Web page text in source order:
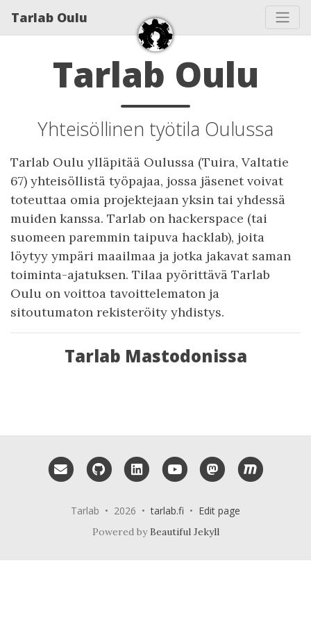
Tarlab Oulu
Tarlab Oulu
Yhteisöllinen työtila Oulussa
Tarlab Oulu ylläpitää Oulussa (Tuira, Valtatie
67) yhteisöllistä työpajaa, jossa jäsenet voivat
toteuttaa omia projektejaan yksin tai yhdessä
muiden kanssa. Tarlab on hackerspace (tai
suomeen paremmin taipuva hacklab), joita
löytyy ympäri maailmaa ja jotka jakavat saman
toiminta-ajatuksen. Tilaa pyörittävä Tarlab
Oulu on voittoa tavoittelematon ja
sitoutumaton rekisteröity yhdistys.
Tarlab Mastodonissa
Email me GitHub LinkedIn YouTube Mastodon
Tarlab • 2026 •tarlab.fi • Edit page
Powered byBeautiful Jekyll